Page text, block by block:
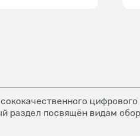
раздел посвящён видам